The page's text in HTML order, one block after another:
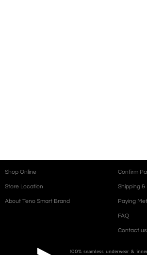
Shop Online
Store Location
About Teno Smart Brand
Confirm
Shipping
Paying
FAQ
Contact us
100% seamless underwear &